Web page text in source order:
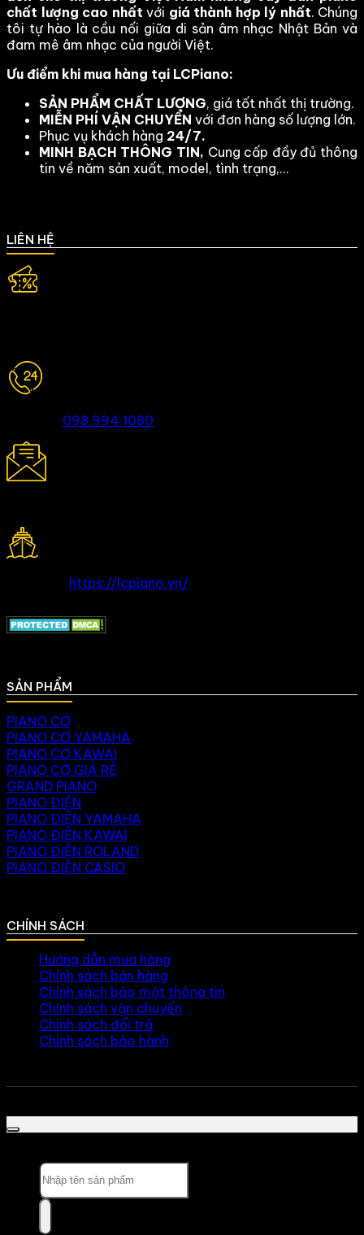
chất lượng cao nhất với giá thành hợp lý nhất. Chúng
tôi tự hào là cầu nối giữa di sản âm nhạc Nhật Bản và
đam mê âm nhạc của người Việt.
Ưu điểm khi mua hàng tại LCPiano:
SẢN PHẨM CHẤT LƯỢNG, giá tốt nhất thị trường.
MIỄN PHÍ VẬN CHUYỂN với đơn hàng số lượng lớn.
Phục vụ khách hàng 24/7.
MINH BẠCH THÔNG TIN, Cung cấp đầy đủ thông
tin về năm sản xuất, model, tình trạng,...
LIÊN HỆ
098.994.1080
https://lcpiano.vn/
SẢN PHẨM
PIANO CƠ
PIANO CƠ YAMAHA
PIANO CƠ KAWAI
PIANO CƠ GIÁ RẺ
GRAND PIANO
PIANO ĐIỆN
PIANO ĐIỆN YAMAHA
PIANO ĐIỆN KAWAI
PIANO ĐIỆN ROLAND
PIANO ĐIỆN CASIO
CHÍNH SÁCH
Hướng dẫn mua hàng
Chính sách bán hàng
Chính sách bảo mật thông tin
Chính sách vận chuyển
Chính sách đổi trả
Chính sách bảo hành